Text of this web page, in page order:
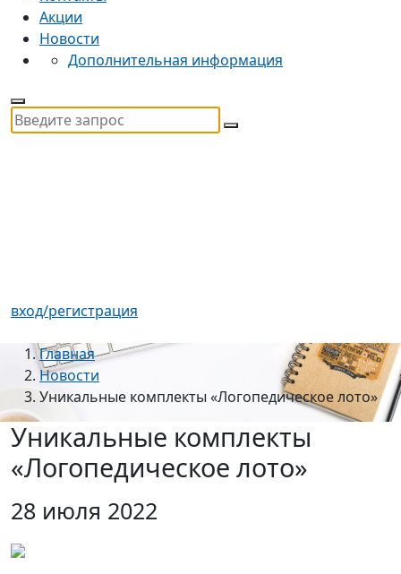
Акции
Новости
Дополнительная информация
вход/регистрация
Главная
Новости
Уникальные комплекты «Логопедическое лото»
Уникальные комплекты
«Логопедическое лото»
28 июля 2022